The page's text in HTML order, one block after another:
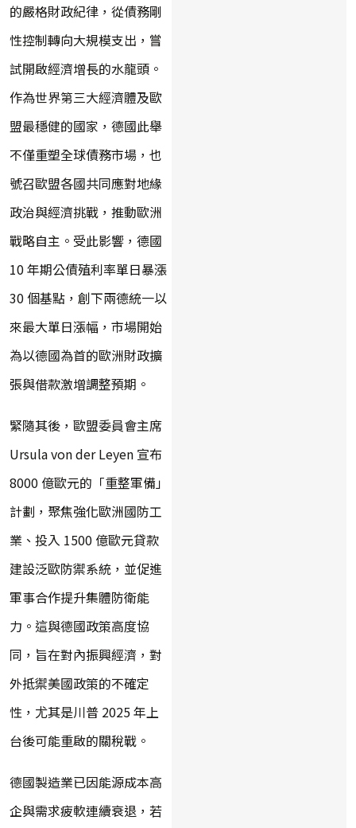
的嚴格財政紀律，從債務剛
性控制轉向大規模支出，嘗
試開啟經濟增長的水龍頭。
作為世界第三大經濟體及歐
盟最穩健的國家，德國此舉
不僅重塑全球債務市場，也
號召歐盟各國共同應對地緣
政治與經濟挑戰，推動歐洲
戰略自主。受此影響，德國
10 年期公債殖利率單日暴漲
30 個基點，創下兩德統一以
來最大單日漲幅，市場開始
為以德國為首的歐洲財政擴
張與借款激增調整預期。
緊隨其後，歐盟委員會主席
Ursula von der Leyen 宣布
8000 億歐元的「重整軍備」
計劃，聚焦強化歐洲國防工
業、投入 1500 億歐元貸款
建設泛歐防禦系統，並促進
軍事合作提升集體防衛能
力。這與德國政策高度協
同，旨在對內振興經濟，對
外抵禦美國政策的不確定
性，尤其是川普 2025 年上
台後可能重啟的關稅戰。
德國製造業已因能源成本高
企與需求疲軟連續衰退，若